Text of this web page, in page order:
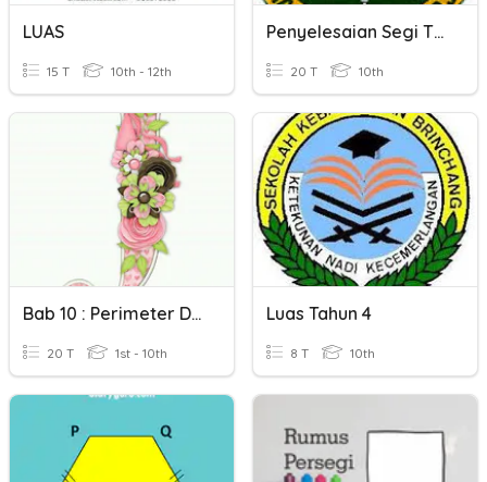
LUAS
15 T 10th - 12th
Penyelesaian Segi Tiga Tingkatan 4
20 T 10th
Bab 10 : Perimeter Dan Luas (Tingkatan 1)
20 T 1st - 10th
Luas Tahun 4
8 T 10th